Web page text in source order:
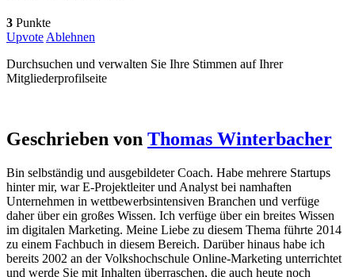
3 Punkte
Upvote Ablehnen
Durchsuchen und verwalten Sie Ihre Stimmen auf Ihrer
Mitgliederprofilseite
Geschrieben von Thomas Winterbacher
Bin selbständig und ausgebildeter Coach. Habe mehrere Startups
hinter mir, war E-Projektleiter und Analyst bei namhaften
Unternehmen in wettbewerbsintensiven Branchen und verfüge
daher über ein großes Wissen. Ich verfüge über ein breites Wissen
im digitalen Marketing. Meine Liebe zu diesem Thema führte 2014
zu einem Fachbuch in diesem Bereich. Darüber hinaus habe ich
bereits 2002 an der Volkshochschule Online-Marketing unterrichtet
und werde Sie mit Inhalten überraschen, die auch heute noch